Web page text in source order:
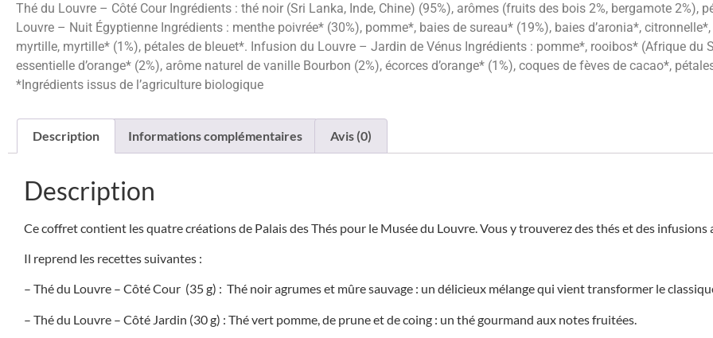
Thé du Louvre – Côté Cour Ingrédients : thé noir (Sri Lanka, Inde, Chine) (95%), arômes (fruits des bois 2%, bergamote 2%),
Louvre – Nuit Égyptienne Ingrédients : menthe poivrée* (30%), pomme*, baies de sureau* (19%), baies d’aronia*,
myrtille, myrtille* (1%), pétales de bleuet*. Infusion du Louvre – Jardin de Vénus Ingrédients : pomme*, rooibos* (Afrique du
essentielle d’orange* (2%), arôme naturel de vanille Bourbon (2%), écorces d’orange* (1%), coques de fèves de cacao*,
*Ingrédients issus de l’agriculture biologique
Description Informations complémentaires Avis (0)
Description
Ce coffret contient les quatre créations de Palais des Thés pour le Musée du Louvre. Vous y trouverez des thés et des infusions
Il reprend les recettes suivantes :
– Thé du Louvre – Côté Cour (35 g) : Thé noir agrumes et mûre sauvage : un délicieux mélange qui vient transformer le
– Thé du Louvre – Côté Jardin (30 g) : Thé vert pomme, de prune et de coing : un thé gourmand aux notes fruitées.